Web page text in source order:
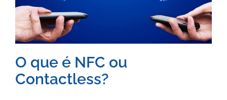
O que é NFC ou
Contactless?